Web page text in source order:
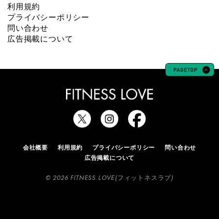
利用規約
プライバシーポリシー
問い合わせ
広告掲載について
会社概要 利用規約 プライバシーポリシー
問い合わせ
広告掲載について
© 2026 FITNESS LOVE(フィットネスラブ)